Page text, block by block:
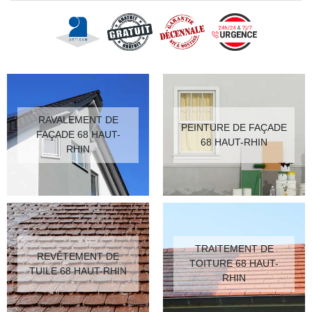
RAVALEMENT DE
FAÇADE 68 HAUT-
RHIN
PEINTURE DE FAÇADE
68 HAUT-RHIN
REVÊTEMENT DE
TUILE 68 HAUT-RHIN
TRAITEMENT DE
TOITURE 68 HAUT-
RHIN